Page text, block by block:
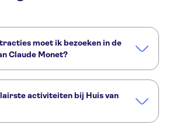
moet ik bezoeken in de
Claude Monet?
activiteiten bij Huis van